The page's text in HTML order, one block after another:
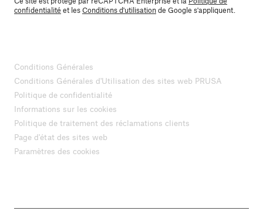
confidentialité et lesConditions d'utilisationde Google s'appliquent.
Conditions Générales
Conditions Générales d'Utilisation des sites web PRUSA
Politique de confidentialité
Informations sur les cookies
Politique de traitement des réclamations clients
Page d'état des sites web
Paramètres des cookies